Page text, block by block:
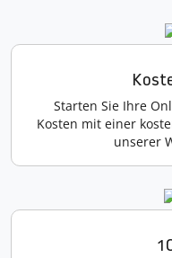
Starten Sie Ihre
Kosten mit einer
unserer